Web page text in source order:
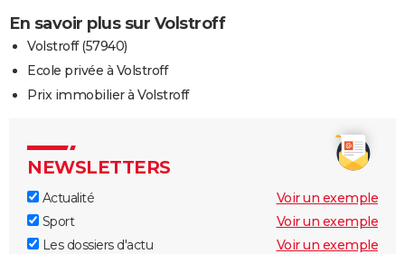
En savoir plus sur Volstroff
Volstroff (57940)
Ecole privée à Volstroff
Prix immobilier à Volstroff
NEWSLETTERS
Actualité
Voir un exemple
Sport
Voir un exemple
Les dossiers d'actu
Voir un exemple